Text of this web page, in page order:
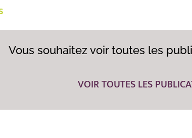
Vous souhaitez voir toutes les
VOIR TOUTES LES